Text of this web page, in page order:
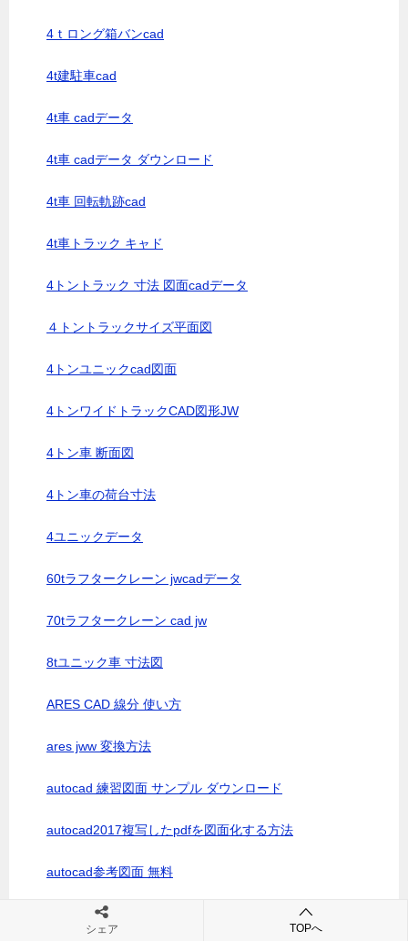
4ｔロング箱バンcad
4t建駐車cad
4t車 cadデータ
4t車 cadデータ ダウンロード
4t車 回転軌跡cad
4t車トラック キャド
4トントラック 寸法 図面cadデータ
４トントラックサイズ平面図
4トンユニックcad図面
4トンワイドトラックCAD図形JW
4トン車 断面図
4トン車の荷台寸法
4ユニックデータ
60tラフタークレーン jwcadデータ
70tラフタークレーン cad jw
8tユニック車 寸法図
ARES CAD 線分 使い方
ares jww 変換方法
autocad 練習図面 サンプル ダウンロード
autocad2017複写したpdfを図面化する方法
autocad参考図面 無料
c-board.cgi？cmd=ntr;tree=22639;id=003
シェア TOPへ